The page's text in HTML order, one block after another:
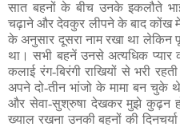
सात बहनों के बीच उनके इकलौते
चढ़ाने और देवकुर लीपने के बाद कोंख
के अनुसार दूसरा नाम रखा था लेकिन
था। सभी बहनें उनसे अत्यधिक प्यार
कलाई रंग-बिरंगी राखियों से भरी
अपने दो-तीन भांजो के मामा बन चुके
और सेवा-सुश्रुषा देखकर मुझे कुढ़न
ख्याल रखना उनकी बहनों की